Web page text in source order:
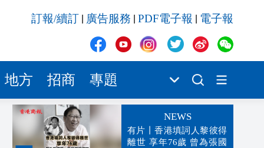
訂報/續訂 廣告服務 PDF電子報 電子報
地方 招商 專題
NEWS
有片丨香港填詞人黎彼得
離世 享年76歲 曾為張國